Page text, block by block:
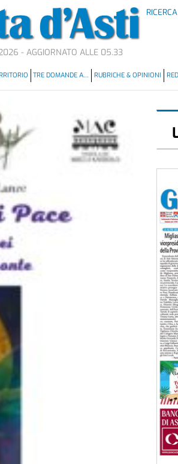
- AGGIORNATO ALLE 05.33
TRE DOMANDE A… RUBRICHE & OPINIONI